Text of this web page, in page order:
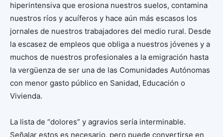
hiperintensiva que erosiona nuestros suelos, contamina
nuestros ríos y acuíferos y hace aún más escasos los
jornales de nuestros trabajadores del medio rural. Desde
la escasez de empleos que obliga a nuestros jóvenes y a
muchos de nuestros profesionales a la emigración hasta
la vergüenza de ser una de las Comunidades Autónomas
con menor gasto público en Sanidad, Educación o
Vivienda.
La lista de “dolores” y agravios sería interminable.
Señalar estos es necesario, pero puede convertirse en